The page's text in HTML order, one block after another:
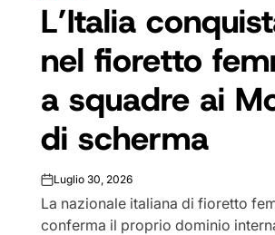
IN
L’Italia
nel fioretto
a squadre ai
di scherma
onLuglio 30, 2026
La nazionale italiana di fioretto
conferma il proprio dominio